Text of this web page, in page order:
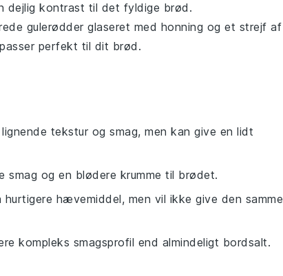
dejlig kontrast til det fyldige brød .
gulerødder glaseret med honning og et strejf af
perfekt til dit brød .
tekstur og smag, men kan give en lidt
smag og en blødere krumme til brødet.
hævemiddel, men vil ikke give den samme
kompleks smagsprofil end almindeligt bordsalt.